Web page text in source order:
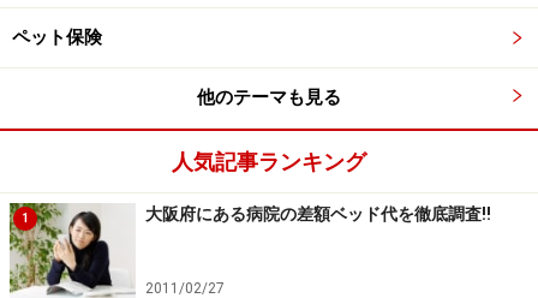
ペット保険
他のテーマも見る
人気記事ランキング
1 大阪府にある病院の差額ベッド代を徹底調査!!
2011/02/27